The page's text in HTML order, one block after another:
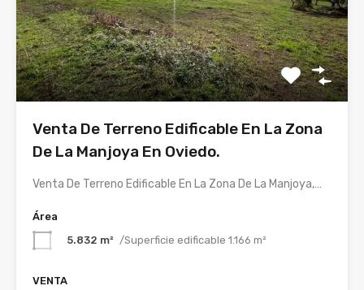
Venta De Terreno Edificable En La Zona
De La Manjoya En Oviedo.
Venta De Terreno Edificable En La Zona De La Manjoya,…
Área
5.832 m² /Superficie edificable 1.166 m²
VENTA